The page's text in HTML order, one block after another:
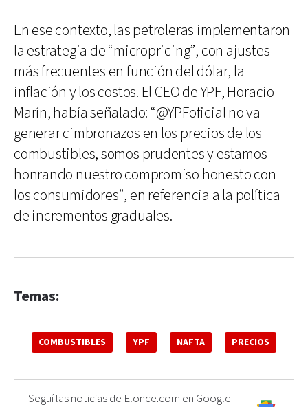
En ese contexto, las petroleras implementaron
la estrategia de “micropricing”, con ajustes
más frecuentes en función del dólar, la
inflación y los costos. El CEO de YPF, Horacio
Marín, había señalado: “@YPFoficial no va
generar cimbronazos en los precios de los
combustibles, somos prudentes y estamos
honrando nuestro compromiso honesto con
los consumidores”, en referencia a la política
de incrementos graduales.
Temas:
COMBUSTIBLES YPF NAFTA PRECIOS
Seguí las noticias de Elonce.com en Google